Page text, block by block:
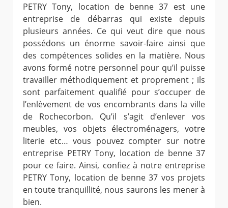
PETRY Tony, location de benne 37 est une
entreprise de débarras qui existe depuis
plusieurs années. Ce qui veut dire que nous
possédons un énorme savoir-faire ainsi que
des compétences solides en la matière. Nous
avons formé notre personnel pour qu’il puisse
travailler méthodiquement et proprement ; ils
sont parfaitement qualifié pour s’occuper de
l’enlèvement de vos encombrants dans la ville
de Rochecorbon. Qu’il s’agit d’enlever vos
meubles, vos objets électroménagers, votre
literie etc… vous pouvez compter sur notre
entreprise PETRY Tony, location de benne 37
pour ce faire. Ainsi, confiez à notre entreprise
PETRY Tony, location de benne 37 vos projets
en toute tranquillité, nous saurons les mener à
bien.